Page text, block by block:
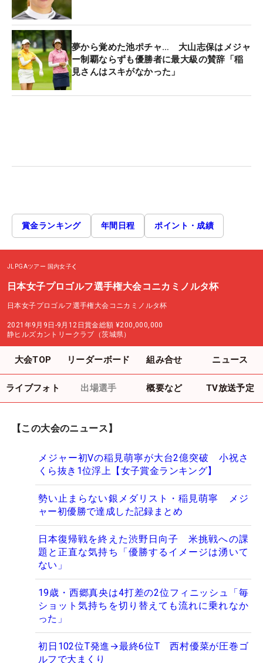
夢から覚めた池ポチャ… 大山志保はメジャ
ー制覇ならずも優勝者に最大級の賛辞「稲
見さんはスキがなかった」
賞金ランキング 年間日程 ポイント・成績
JLPGAツアー 国内女子
日本女子プロゴルフ選手権大会コニカミノルタ杯
日本女子プロゴルフ選手権大会コニカミノルタ杯
2021年9月9日-9月12日賞金総額 ¥200,000,000
静ヒルズカントリークラブ（茨城県）
大会TOP リーダーボード 組み合せ ニュース
ライブフォト 出場選手 概要など TV放送予定
【この大会のニュース】
メジャー初Vの稲見萌寧が大台2億突破 小祝さ
くら抜き1位浮上【女子賞金ランキング】
勢い止まらない銀メダリスト・稲見萌寧 メジ
ャー初優勝で達成した記録まとめ
日本復帰戦を終えた渋野日向子 米挑戦への課
題と正直な気持ち「優勝するイメージは湧いて
ない」
19歳・西郷真央は4打差の2位フィニッシュ「毎
ショット気持ちを切り替えても流れに乗れなか
った」
初日102位T発進→最終6位T 西村優菜が圧巻ゴ
ルフで大まくり